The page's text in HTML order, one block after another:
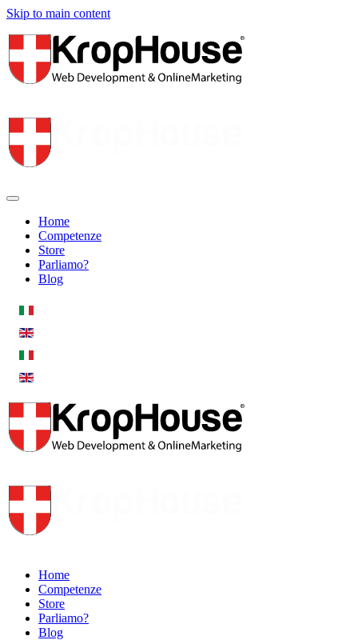
Skip to main content
Home
Competenze
Store
Parliamo?
Blog
Home
Competenze
Store
Parliamo?
Blog